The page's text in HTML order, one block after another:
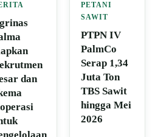
dan
PETANI
SAWIT
PTPN IV
PalmCo
Serap 1,34
Juta Ton
TBS Sawit
hingga Mei
2026